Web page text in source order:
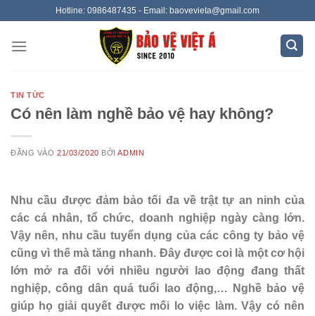
nội
Hotline: 0986487435 - Email: baovevieta@gmail.com
TIN TỨC
Có nên làm nghề bảo vệ hay không?
ĐĂNG VÀO21/03/2020 BỞIADMIN
Nhu cầu được đảm bảo tối đa về trật tự an ninh của
các cá nhân, tổ chức, doanh nghiệp ngày càng lớn.
Vậy nên, nhu cầu tuyển dụng của các công ty bảo vệ
cũng vì thế mà tăng nhanh. Đây được coi là một cơ hội
lớn mở ra đối với nhiều người lao động đang thất
nghiệp, công dân quá tuổi lao động,… Nghề bảo vệ
giúp họ giải quyết được mối lo việc làm. Vậy có nên